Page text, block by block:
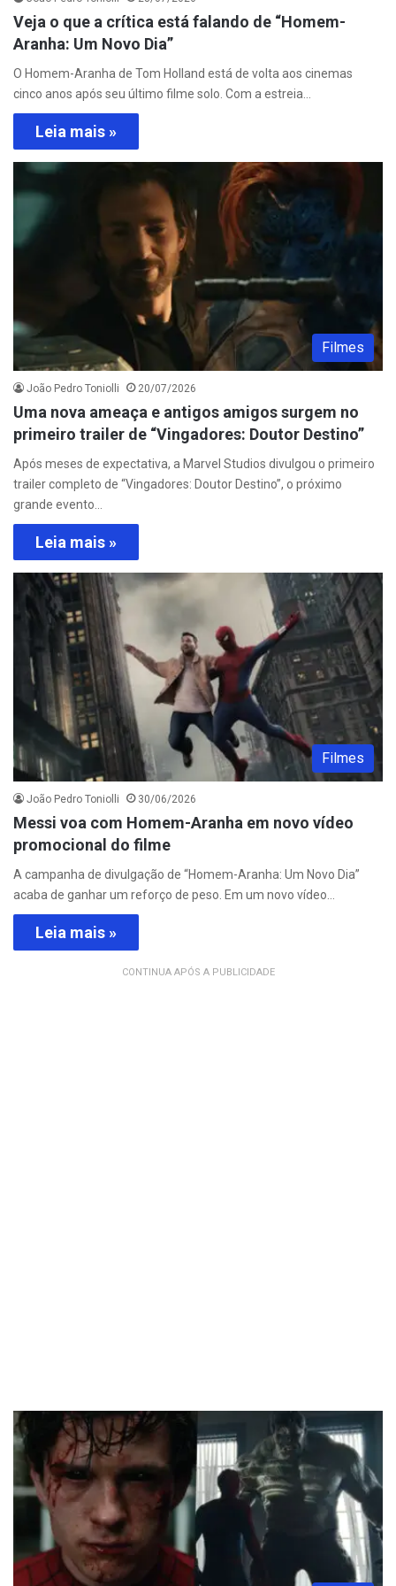
Veja o que a crítica está falando de “Homem-
Aranha: Um Novo Dia”
O Homem-Aranha de Tom Holland está de volta aos cinemas
cinco anos após seu último filme solo. Com a estreia…
Leia mais »
Filmes
João Pedro Toniolli 20/07/2026
Uma nova ameaça e antigos amigos surgem no
primeiro trailer de “Vingadores: Doutor Destino”
Após meses de expectativa, a Marvel Studios divulgou o primeiro
trailer completo de “Vingadores: Doutor Destino”, o próximo
grande evento…
Leia mais »
Filmes
João Pedro Toniolli 30/06/2026
Messi voa com Homem-Aranha em novo vídeo
promocional do filme
A campanha de divulgação de “Homem-Aranha: Um Novo Dia”
acaba de ganhar um reforço de peso. Em um novo vídeo…
Leia mais »
CONTINUA APÓS A PUBLICIDADE